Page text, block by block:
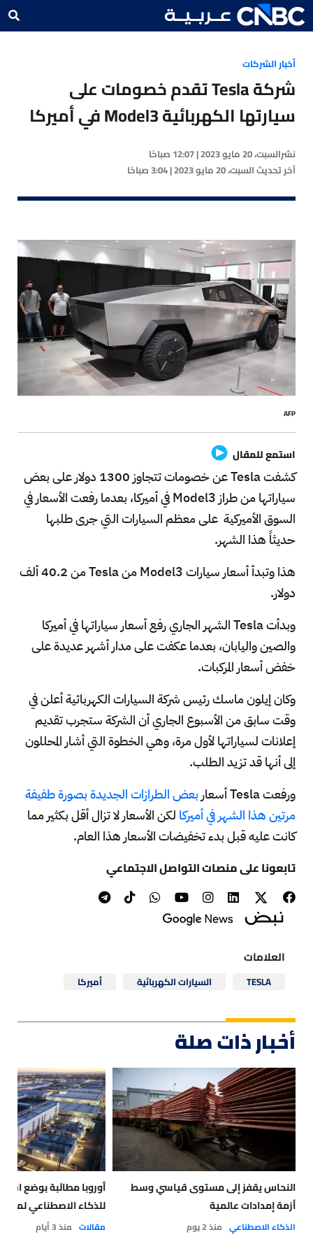
أخبار الشركات
شركة Tesla تقدم خصومات على
سيارتها الكهربائية Model3 في أميركا
نشرالسبت، 20 مايو 2023 | 12:07 صباحًا
آخر تحديثالسبت، 20 مايو 2023 | 3:04 صباحًا
AFP
استمع للمقال
كشفت Tesla عن خصومات تتجاوز 1300 دولار على بعض
سياراتها من طراز Model3 في أميركا، بعدما رفعت الأسعار في
السوق الأميركية على معظم السيارات التي جرى طلبها
حديثاً هذا الشهر.
هذا وتبدأ أسعار سيارات Model3 من Tesla من 40.2 ألف
دولار.
وبدأت Tesla الشهر الجاري رفع أسعار سياراتها في أميركا
والصين واليابان، بعدما عكفت على مدار أشهر عديدة على
خفض أسعار المركبات.
وكان إيلون ماسك رئيس شركة السيارات الكهربائية أعلن في
وقت سابق من الأسبوع الجاري أن الشركة ستجرب تقديم
إعلانات لسياراتها لأول مرة، وهي الخطوة التي أشار المحللون
إلى أنها قد تزيد الطلب.
ورفعت Tesla أسعار
بعض الطرازات الجديدة بصورة طفيفة
مرتين هذا الشهر في أميركا لكن الأسعار لا تزال أقل بكثير مما
كانت عليه قبل بدء تخفيضات الأسعار هذا العام.
تابعونا على منصات التواصل الاجتماعي
العلامات
TESLA السيارات الكهربائية أميركا
أخبار ذات صلة
النحاس يقفز إلى مستوى قياسي وسط
أزمة إمدادات عالمية
الذكاء الاصطناعي منذ 2 يوم
أوروبا مطالَبة بوضع
للذكاء الاصطناعي
مقالات منذ 3 أيام